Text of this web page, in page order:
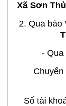
Xã Sơn
2. Qua báo
- Qua
Số tài